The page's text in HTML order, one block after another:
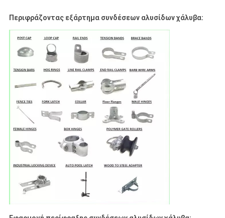
Περιφράζοντας εξάρτημα συνδέσεων αλυσίδων χάλυβα: